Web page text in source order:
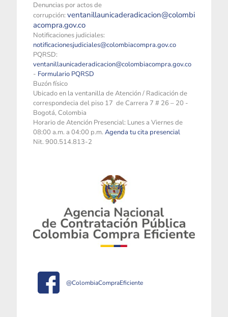
Denuncias por actos de
corrupción: ventanillaunicaderadicacion@colombi
acompra.gov.co
Notificaciones judiciales:
notificacionesjudiciales@colombiacompra.gov.co
PQRSD:
ventanillaunicaderadicacion@colombiacompra.gov.co
- Formulario PQRSD
Buzón físico
Ubicado en la ventanilla de Atención / Radicación de
correspondecia del piso 17 de Carrera 7 # 26 – 20 -
Bogotá, Colombia
Horario de Atención Presencial: Lunes a Viernes de
08:00 a.m. a 04:00 p.m. Agenda tu cita presencial
Nit. 900.514.813-2
@ColombiaCompraEficiente